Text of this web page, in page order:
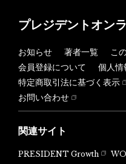
プレジデントオン
お知らせ 著者一覧
こ
会員登録について
個人情
特定商取引法に基づく表示
お問い合わせ
関連サイト
PRESIDENT Growth